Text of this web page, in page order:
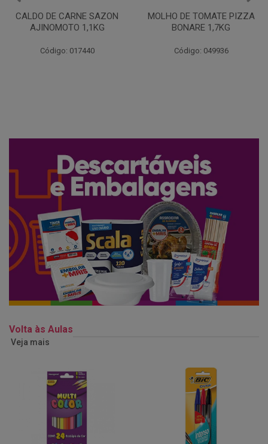
MOLHO DE TOMATE PIZZA
BONARE 1,7KG
Código: 049936
MARGARINA USO
PROFISSIONAL 80% CUKIN
Código: 062469
Volta às Aulas
Veja mais